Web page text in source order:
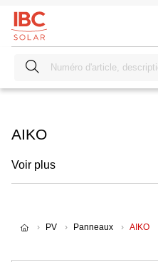
AIKO
Voir plus
PV Panneaux AIKO